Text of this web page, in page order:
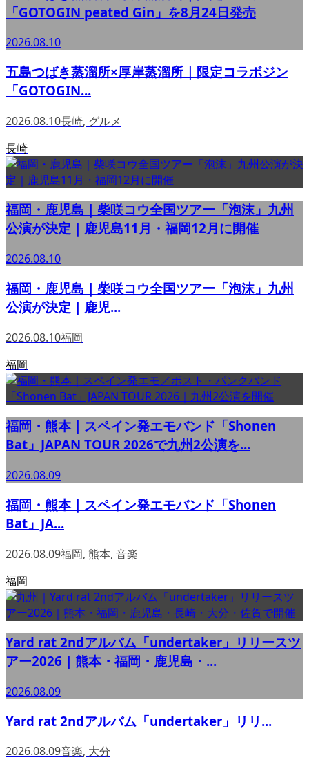
「GOTOGIN peated Gin」を8月24日発売
2026.08.10
五島つばき蒸溜所×厚岸蒸溜所｜限定コラボジン
「GOTOGIN...
2026.08.10長崎, グルメ
長崎
福岡・鹿児島｜柴咲コウ全国ツアー「泡沫」九州
公演が決定｜鹿児島11月・福岡12月に開催
2026.08.10
福岡・鹿児島｜柴咲コウ全国ツアー「泡沫」九州
公演が決定｜鹿児...
2026.08.10福岡
福岡
福岡・熊本｜スペイン発エモバンド「Shonen
Bat」JAPAN TOUR 2026で九州2公演を...
2026.08.09
福岡・熊本｜スペイン発エモバンド「Shonen
Bat」JA...
2026.08.09福岡, 熊本, 音楽
福岡
Yard rat 2ndアルバム「undertaker」リリースツ
アー2026｜熊本・福岡・鹿児島・...
2026.08.09
Yard rat 2ndアルバム「undertaker」リリ...
2026.08.09音楽, 大分